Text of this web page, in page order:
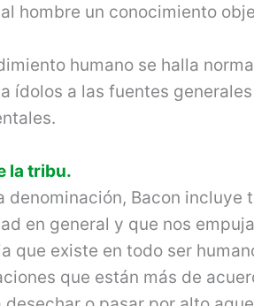
hombre un conocimiento
humano se halla
ídolos a las fuentes
la tribu.
denominación, Bacon
en general y que nos
que existe en todo ser
que están más de